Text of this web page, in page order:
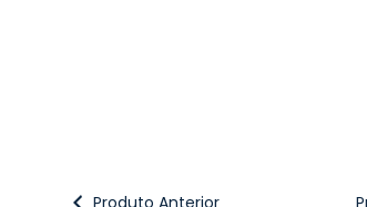
Produto Anterior